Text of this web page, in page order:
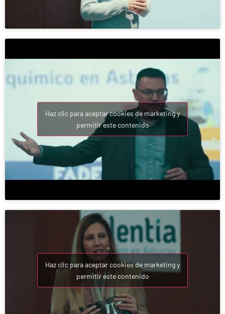
Haz clic para aceptar cookies de marketing y
permitir este contenido
Haz clic para aceptar cookies de marketing y
permitir este contenido